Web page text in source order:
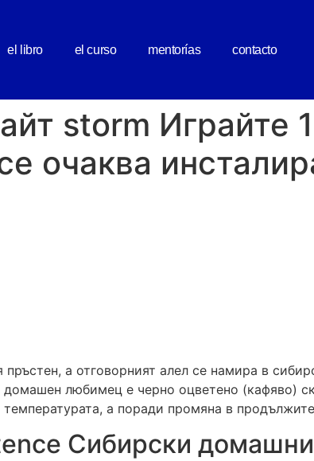
el libro el curso mentorías contacto
storm Играйте
очаква
а отговорният алел се намира в
любимец е черно оцветено (кафяво)
а поради промяна в
Сибирски